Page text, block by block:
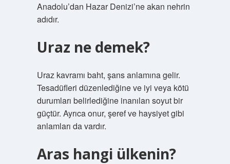
Anadolu’dan Hazar Denizi’ne akan nehrin
adıdır.
Uraz ne demek?
Uraz kavramı baht, şans anlamına gelir.
Tesadüfleri düzenlediğine ve iyi veya kötü
durumları belirlediğine inanılan soyut bir
güçtür. Ayrıca onur, şeref ve haysiyet gibi
anlamları da vardır.
Aras hangi ülkenin?